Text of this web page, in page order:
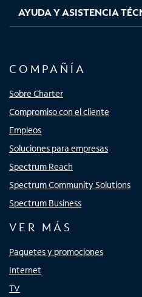
AYUDA Y ASISTENCIA
COMPAÑÍA
Sobre Charter
Compromiso con el cliente
Empleos
Soluciones para empresas
Spectrum Reach
Spectrum Community Solutions
Spectrum Business
VER MÁS
Paquetes y promociones
Internet
TV